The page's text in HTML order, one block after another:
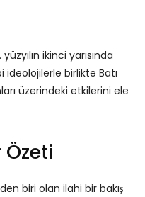
ikinci yarısında
birlikte Batı
üzerindeki etkilerini ele
biri olan ilahi bir bakış